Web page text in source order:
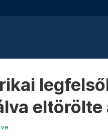
eltörölte